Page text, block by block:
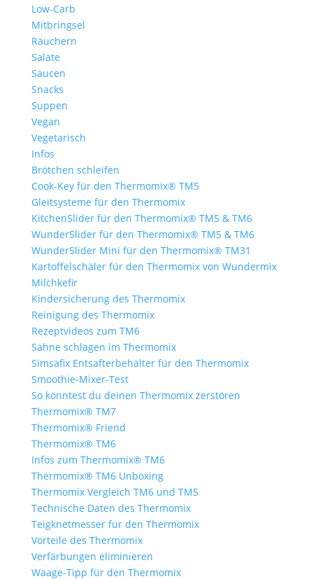
Low-Carb
Mitbringsel
Räuchern
Salate
Saucen
Snacks
Suppen
Vegan
Vegetarisch
Infos
Brötchen schleifen
Cook-Key für den Thermomix® TM5
Gleitsysteme für den Thermomix
KitchenSlider für den Thermomix® TM5 & TM6
WunderSlider für den Thermomix® TM5 & TM6
WunderSlider Mini für den Thermomix® TM31
Kartoffelschäler für den Thermomix von Wundermix
Milchkefir
Kindersicherung des Thermomix
Reinigung des Thermomix
Rezeptvideos zum TM6
Sahne schlagen im Thermomix
Simsafix Entsafterbehälter für den Thermomix
Smoothie-Mixer-Test
So könntest du deinen Thermomix zerstören
Thermomix® TM7
Thermomix® Friend
Thermomix® TM6
Infos zum Thermomix® TM6
Thermomix® TM6 Unboxing
Thermomix Vergleich TM6 und TM5
Technische Daten des Thermomix
Teigknetmesser für den Thermomix
Vorteile des Thermomix
Verfärbungen eliminieren
Waage-Tipp für den Thermomix